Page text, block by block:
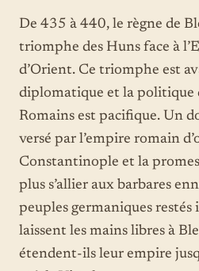
De 435 à 440, le règne de
triomphe des Huns face à
d’Orient. Ce triomphe est
diplomatique et la politique
Romains est pacifique. Un
versé par l’empire romain
Constantinople et la
plus s’allier aux barbares
peuples germaniques restés
laissent les mains libres à
étendent-ils leur empire